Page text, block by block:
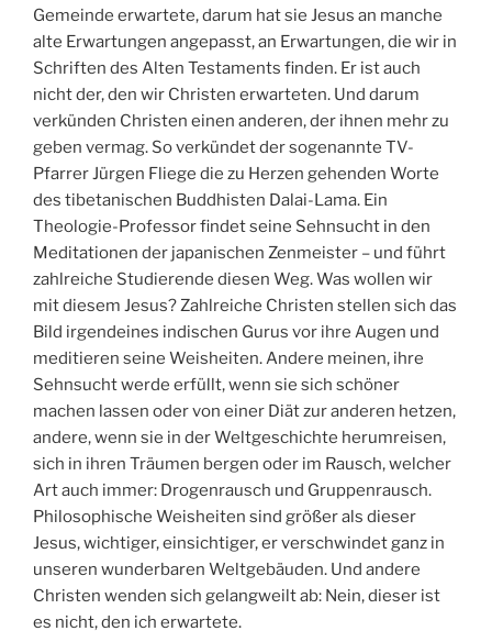
Gemeinde erwartete, darum hat sie Jesus an manche
alte Erwartungen angepasst, an Erwartungen, die wir in
Schriften des Alten Testaments finden. Er ist auch
nicht der, den wir Christen erwarteten. Und darum
verkünden Christen einen anderen, der ihnen mehr zu
geben vermag. So verkündet der sogenannte TV-
Pfarrer Jürgen Fliege die zu Herzen gehenden Worte
des tibetanischen Buddhisten Dalai-Lama. Ein
Theologie-Professor findet seine Sehnsucht in den
Meditationen der japanischen Zenmeister – und führt
zahlreiche Studierende diesen Weg. Was wollen wir
mit diesem Jesus? Zahlreiche Christen stellen sich das
Bild irgendeines indischen Gurus vor ihre Augen und
meditieren seine Weisheiten. Andere meinen, ihre
Sehnsucht werde erfüllt, wenn sie sich schöner
machen lassen oder von einer Diät zur anderen hetzen,
andere, wenn sie in der Weltgeschichte herumreisen,
sich in ihren Träumen bergen oder im Rausch, welcher
Art auch immer: Drogenrausch und Gruppenrausch.
Philosophische Weisheiten sind größer als dieser
Jesus, wichtiger, einsichtiger, er verschwindet ganz in
unseren wunderbaren Weltgebäuden. Und andere
Christen wenden sich gelangweilt ab: Nein, dieser ist
es nicht, den ich erwartete.